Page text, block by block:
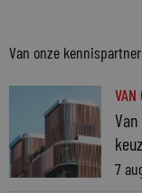
Van onze
VAN
7